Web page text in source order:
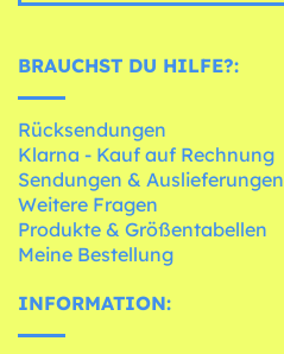
BRAUCHST DU HILFE?:
Rücksendungen
Klarna - Kauf auf Rechnung
Sendungen & Auslieferungen
Weitere Fragen
Produkte & Größentabellen
Meine Bestellung
INFORMATION: